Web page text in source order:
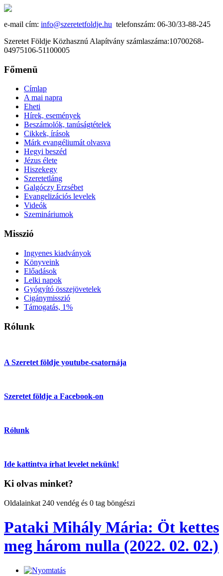
e-mail cím: info@szeretetfoldje.hu telefonszám: 06-30/33-88-245
Szeretet Földje Közhasznú Alapítvány számlaszáma:10700268-
04975106-51100005
Főmenü
Címlap
A mai napra
Eheti
Hírek, események
Beszámolók, tanúságtételek
Cikkek, írások
Márk evangéliumát olvasva
Hegyi beszéd
Jézus élete
Hiszekegy
Szeretetláng
Galgóczy Erzsébet
Evangelizációs levelek
Videók
Szemináriumok
Misszió
Ingyenes kiadványok
Könyveink
Előadások
Lelki napok
Gyógyító összejövetelek
Cigánymisszió
Támogatás, 1%
Rólunk
A Szeretet földje youtube-csatornája
Szeretet földje a Facebook-on
Rólunk
Ide kattintva írhat levelet nekünk!
Ki olvas minket?
Oldalainkat 240 vendég és 0 tag böngészi
Pataki Mihály Mária: Öt kettes
meg három nulla (2022. 02. 02.)